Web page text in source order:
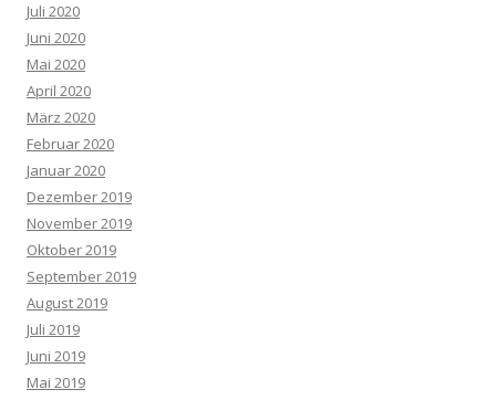
Juli 2020
Juni 2020
Mai 2020
April 2020
März 2020
Februar 2020
Januar 2020
Dezember 2019
November 2019
Oktober 2019
September 2019
August 2019
Juli 2019
Juni 2019
Mai 2019